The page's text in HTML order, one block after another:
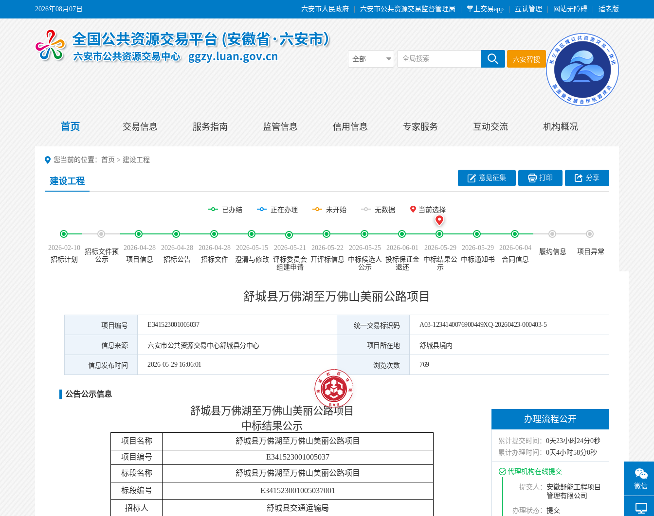
2026年08月07日 六安市人民政府 六安市公共资源交易监督管理局 掌上交易app 互认管理 网站无障碍 适老版
全部 全局搜索 六安智搜
首页 交易信息 服务指南 监管信息 信用信息 专家服务 互动交流 机构概况
微信
您当前的位置： 首页 > 建设工程
建设工程 意见征集 分享
打印
已办结 正在办理 未开始 无数据 当前选择
2026-02-10
招标计划
招标文件预
公示
2026-04-28
项目信息
2026-04-28
招标公告
2026-04-28
招标文件
2026-05-15
澄清与修改
2026-05-21
评标委员会
组建申请
2026-05-22
开评标信息
2026-05-25
中标候选人
公示
2026-06-01
投标保证金
退还
2026-05-29
中标结果公
示
2026-05-29
中标通知书
2026-06-04
合同信息
履约信息 项目异常
舒城县万佛湖至万佛山美丽公路项目
项目编号 E341523001005037 统一交易标识码 A03-1234140076900449XQ-20260423-000403-5
信息来源 六安市公共资源交易中心舒城县分中心 项目所在地 舒城县境内
信息发布时间 2026-05-29 16:06:01 浏览次数 769
公告公示信息
舒城县万佛湖至万佛山美丽公路项目
中标结果公示
项目名称
舒城县万佛湖至万佛山美丽公路项目
项目编号
E341523001005037
标段名称
舒城县万佛湖至万佛山美丽公路项目
标段编号 E341523001005037001
招标人 舒城县交通运输局
办理流程公开
累计提交时间： 0天23小时24分0秒
累计办理时间： 0天4小时58分0秒
代理机构在线提交
提交人： 安徽舒能工程项目
管理有限公司
办理状态： 提交